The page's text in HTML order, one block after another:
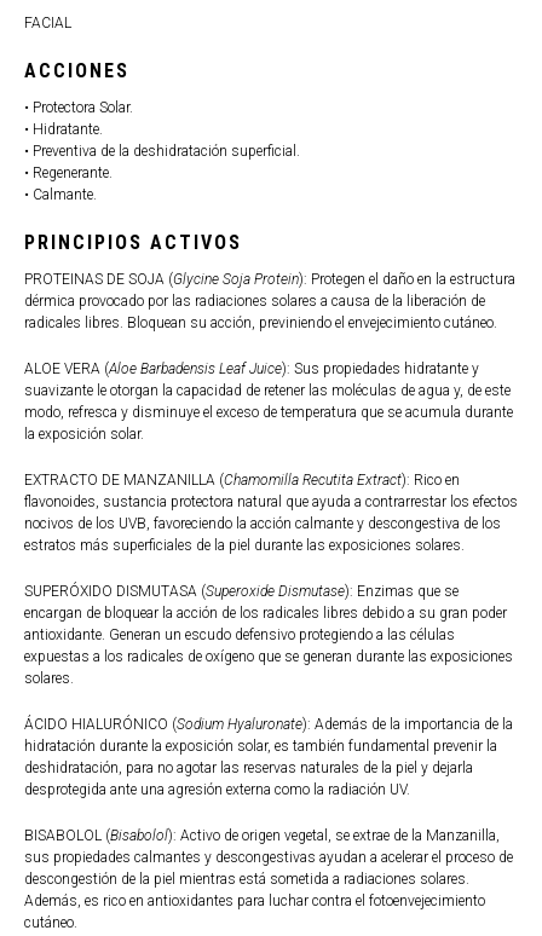
FACIAL
ACCIONES
• Protectora Solar.
• Hidratante.
• Preventiva de la deshidratación superficial.
• Regenerante.
• Calmante.
PRINCIPIOS ACTIVOS
PROTEINAS DE SOJA (Glycine Soja Protein): Protegen el daño en la estructura
dérmica provocado por las radiaciones solares a causa de la liberación de
radicales libres. Bloquean su acción, previniendo el envejecimiento cutáneo.
ALOE VERA (Aloe Barbadensis Leaf Juice): Sus propiedades hidratante y
suavizante le otorgan la capacidad de retener las moléculas de agua y, de este
modo, refresca y disminuye el exceso de temperatura que se acumula durante
la exposición solar.
EXTRACTO DE MANZANILLA (Chamomilla Recutita Extract): Rico en
flavonoides, sustancia protectora natural que ayuda a contrarrestar los efectos
nocivos de los UVB, favoreciendo la acción calmante y descongestiva de los
estratos más superficiales de la piel durante las exposiciones solares.
SUPERÓXIDO DISMUTASA (Superoxide Dismutase): Enzimas que se
encargan de bloquear la acción de los radicales libres debido a su gran poder
antioxidante. Generan un escudo defensivo protegiendo a las células
expuestas a los radicales de oxígeno que se generan durante las exposiciones
solares.
ÁCIDO HIALURÓNICO (Sodium Hyaluronate): Además de la importancia de la
hidratación durante la exposición solar, es también fundamental prevenir la
deshidratación, para no agotar las reservas naturales de la piel y dejarla
desprotegida ante una agresión externa como la radiación UV.
BISABOLOL (Bisabolol): Activo de origen vegetal, se extrae de la Manzanilla,
sus propiedades calmantes y descongestivas ayudan a acelerar el proceso de
descongestión de la piel mientras está sometida a radiaciones solares.
Además, es rico en antioxidantes para luchar contra el fotoenvejecimiento
cutáneo.